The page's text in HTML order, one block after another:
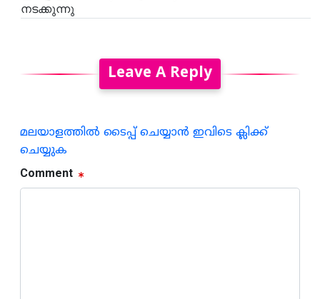
നടക്കുന്നു
Leave A Reply
മലയാളത്തില്‍ ടൈപ്പ് ചെയ്യാന്‍ ഇവിടെ ക്ലിക്ക്
ചെയ്യുക
Comment